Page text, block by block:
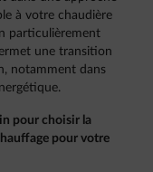
à votre chaudière
particulièrement
une transition
notamment dans
pour choisir la
pour votre